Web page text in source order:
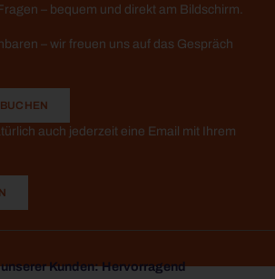
– bequem und direkt am Bildschirm.
– wir freuen uns auf das Gespräch
auch jederzeit eine Email mit Ihrem
Kunden: Hervorragend